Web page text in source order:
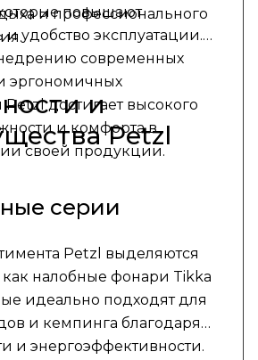
и профессионального
повышают
и удобство эксплуатации.
современных
эргономичных
достигает высокого
и комфорта в
своей продукции.
и
Petzl
серии
Petzl выделяются
как налобные фонари Tikka
идеально подходят для
и кемпинга благодаря
и энергоэффективности.